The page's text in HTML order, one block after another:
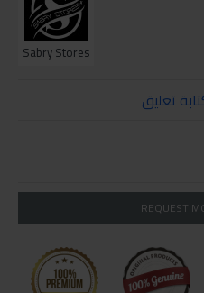
Sabry Stores
تعليق
REQUEST